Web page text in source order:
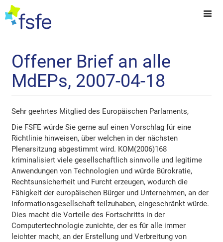
Offener Brief an alle
MdEPs, 2007-04-18
Sehr geehrtes Mitglied des Europäischen Parlaments,
Die FSFE würde Sie gerne auf einen Vorschlag für eine
Richtlinie hinweisen, über welchen in der nächsten
Plenarsitzung abgestimmt wird. KOM(2006)168
kriminalisiert viele gesellschaftlich sinnvolle und legitime
Anwendungen von Technologien und würde Bürokratie,
Rechtsunsicherheit und Furcht erzeugen, wodurch die
Fähigkeit der europäischen Bürger und Unternehmen, an der
Informationsgesellschaft teilzuhaben, eingeschränkt würde.
Dies macht die Vorteile des Fortschritts in der
Computertechnologie zunichte, der es für alle immer
leichter macht, an der Erstellung und Verbreitung von